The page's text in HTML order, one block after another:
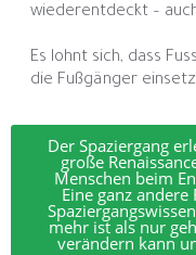
wiederentdeckt –
Es lohnt sich, dass
die Fußgänger
Der Spaziergang
große
Menschen beim
Eine ganz
mehr ist als nur
verändern kann